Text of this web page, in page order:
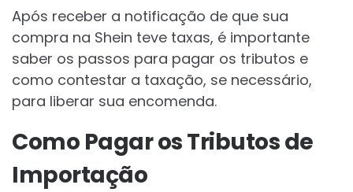
Após receber a notificação de que sua
compra na Shein teve taxas, é importante
saber os passos para pagar os tributos e
como contestar a taxação, se necessário,
para liberar sua encomenda.
Como Pagar os Tributos de
Importação